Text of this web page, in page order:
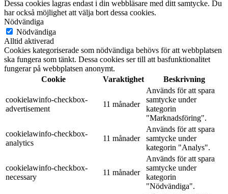
Dessa cookies lagras endast i din webbläsare med ditt samtycke. Du
har också möjlighet att välja bort dessa cookies.
Nödvändiga
Nödvändiga
Alltid aktiverad
Cookies kategoriserade som nödvändiga behövs för att webbplatsen
ska fungera som tänkt. Dessa cookies ser till att basfunktionalitet
fungerar på webbplatsen anonymt.
Cookie
Varaktighet Beskrivning
cookielawinfo-checkbox-
advertisement
11 månader
Används för att spara
samtycke under
kategorin
"Marknadsföring".
cookielawinfo-checkbox-
analytics
11 månader
Används för att spara
samtycke under
kategorin "Analys".
cookielawinfo-checkbox-
necessary
11 månader
Används för att spara
samtycke under
kategorin
"Nödvändiga".